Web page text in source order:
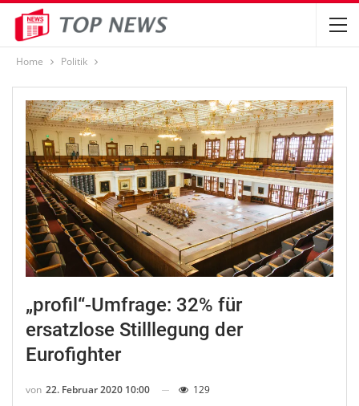
Home Politik
„profil“-Umfrage: 32% für
ersatzlose Stilllegung der
Eurofighter
von 22. Februar 2020 10:00 129